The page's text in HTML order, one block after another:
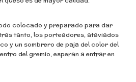
colocado y preparado para dar
tanto, los porteadores, ataviados
y un sombrero de paja del color del
del gremio, esperan a entrar en